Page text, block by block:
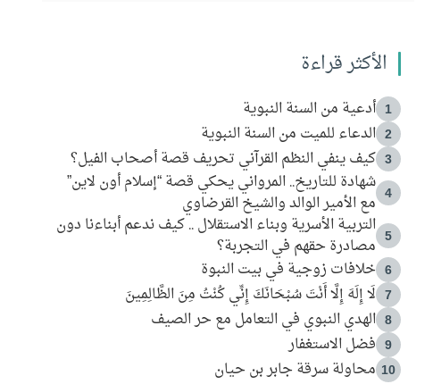
الأكثر قراءة
1 أدعية من السنة النبوية
2 الدعاء للميت من السنة النبوية
3 كيف ينفي النظم القرآني تحريف قصة أصحاب الفيل؟
4
شهادة للتاريخ.. المرواني يحكي قصة “إسلام أون لاين”
مع الأمير الوالد والشيخ القرضاوي
5
التربية الأسرية وبناء الاستقلال .. كيف ندعم أبناءنا دون
مصادرة حقهم في التجربة؟
6 خلافات زوجية في بيت النبوة
7 لَا إِلَهَ إِلَّا أَنْتَ سُبْحَانَكَ إِنِّي كُنْتُ مِنَ الظَّالِمِينَ
8 الهدي النبوي في التعامل مع حر الصيف
9 فضل الاستغفار
10 محاولة سرقة جابر بن حيان